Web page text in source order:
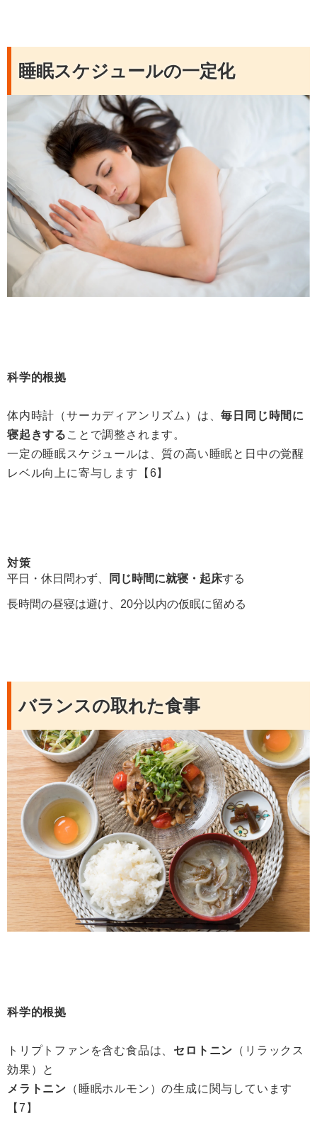
睡眠スケジュールの一定化
科学的根拠
体内時計（サーカディアンリズム）は、毎日同じ時間に
寝起きする ことで調整されます。
一定の睡眠スケジュールは、質の高い睡眠と日中の覚醒
レベル向上に寄与します【6】
対策
平日・休日問わず、
同じ時間に就寝・起床する
長時間の昼寝は避け、20分以内の仮眠に留める
バランスの取れた食事
科学的根拠
トリプトファンを含む食品は、 セロトニン （リラックス
効果）と
メラトニン （睡眠ホルモン）の生成に関与しています
【7】